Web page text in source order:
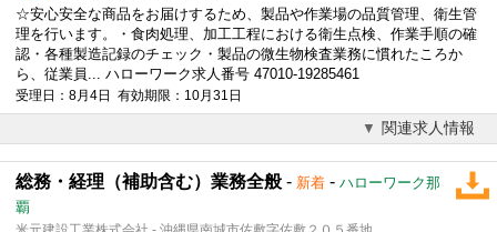
☆安心安全な商品をお届けするため、製品や作業場の品質管理、衛生管
理を行います。・食肉処理、加工工程における衛生点検、作業手順の確
認・各種製造記録のチェック・製品の微生物検査業務に慣れたころか
ら、従業員... ハローワーク求人番号 47010-19285461
受理日：8月4日 有効期限：10月31日
関連求人情報
総務・経理（補助含む）業務全般 - 新着 - ハローワーク那
覇